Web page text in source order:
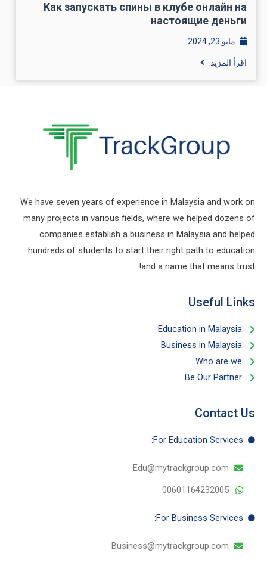
Как запускать спины в клубе онлайн на
настоящие деньги
مايو 23, 2024
اقرأ المزيد
We have seven years of experience in Malaysia and work on
many projects in various fields, where we helped dozens of
companies establish a business in Malaysia and helped
hundreds of students to start their right path to education
and a name that means trust!
Useful Links​
Education in Malaysia
Business in Malaysia​
Who are we
Be Our Partner​
Contact Us
For Education​ Services:
Edu@mytrackgroup.com
00601164232005
For Business​ Services:
Business@mytrackgroup.com